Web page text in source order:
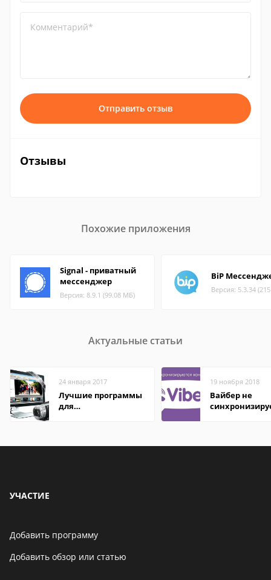
Комментарий*
Отправить отзыв
Отзывы
Похожие приложения
Signal - приватный
мессенджер
Версия: 8.9.1 (99.08 МБ)
BiP
Версия: 5.3.34
Актуальные статьи
24 января 2017
Лучшие программы
для
19 ноября 2018
Вайбер не
УЧАСТИЕ
Добавить программу
Добавить обзор или статью